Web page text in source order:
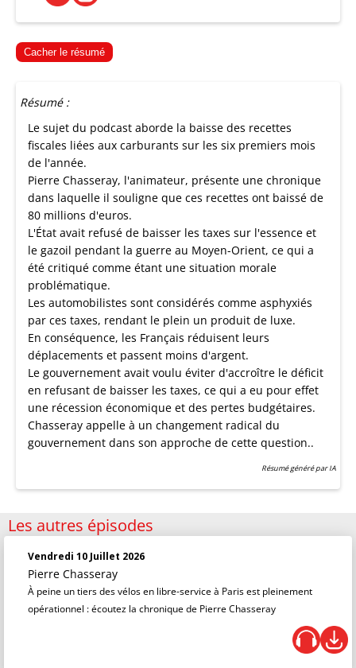
Cacher le résumé
Résumé :
Le sujet du podcast aborde la baisse des recettes
fiscales liées aux carburants sur les six premiers mois
de l'année.
Pierre Chasseray, l'animateur, présente une chronique
dans laquelle il souligne que ces recettes ont baissé de
80 millions d'euros.
L'État avait refusé de baisser les taxes sur l'essence et
le gazoil pendant la guerre au Moyen-Orient, ce qui a
été critiqué comme étant une situation morale
problématique.
Les automobilistes sont considérés comme asphyxiés
par ces taxes, rendant le plein un produit de luxe.
En conséquence, les Français réduisent leurs
déplacements et passent moins d'argent.
Le gouvernement avait voulu éviter d'accroître le déficit
en refusant de baisser les taxes, ce qui a eu pour effet
une récession économique et des pertes budgétaires.
Chasseray appelle à un changement radical du
gouvernement dans son approche de cette question..
Résumé généré par IA
Les autres épisodes
Vendredi 10 Juillet 2026
Pierre Chasseray
À peine un tiers des vélos en libre-service à Paris est pleinement
opérationnel : écoutez la chronique de Pierre Chasseray